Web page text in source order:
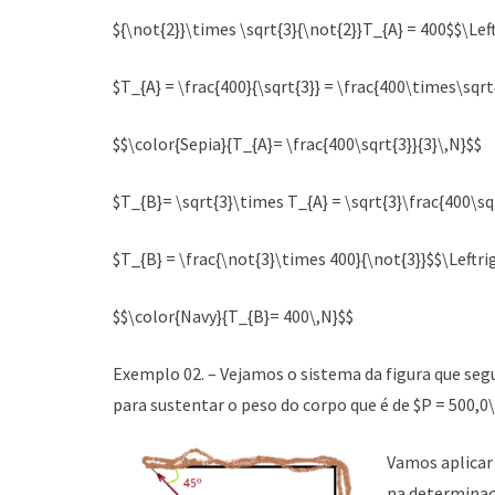
${\not{2}}\times \sqrt{3}{\not{2}}T_{A} =
$T_{A} = \frac{400}{\sqrt{3}} =
$$\color{Sepia}{T_{A}= \frac{400\sqrt{3}}{3}\,N}$$
$T_{B}= \sqrt{3}\times T_{A} =
$T_{B} = \frac{\not{3}\times
$$\color{Navy}{T_{B}= 400\,N}$$
Exemplo 02. – Vejamos o sistema da figura que
para sustentar o peso do corpo que é de $P =
Vamos